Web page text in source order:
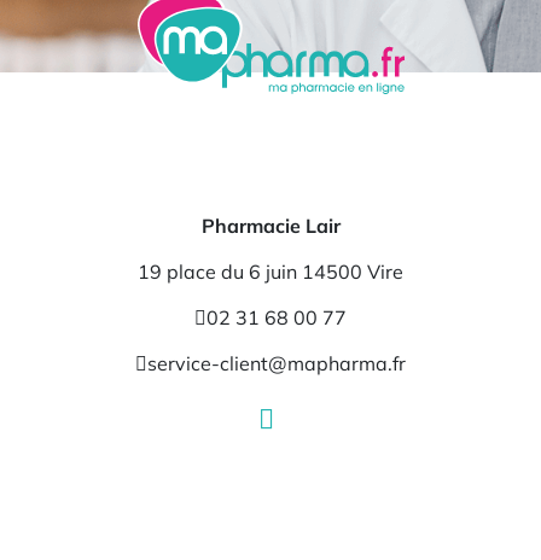
Pharmacie Lair
19 place du 6 juin 14500 Vire
02 31 68 00 77
service-client@mapharma.fr